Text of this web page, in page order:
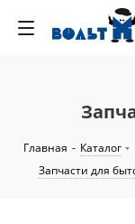
Главная - Каталог
Запчасти для